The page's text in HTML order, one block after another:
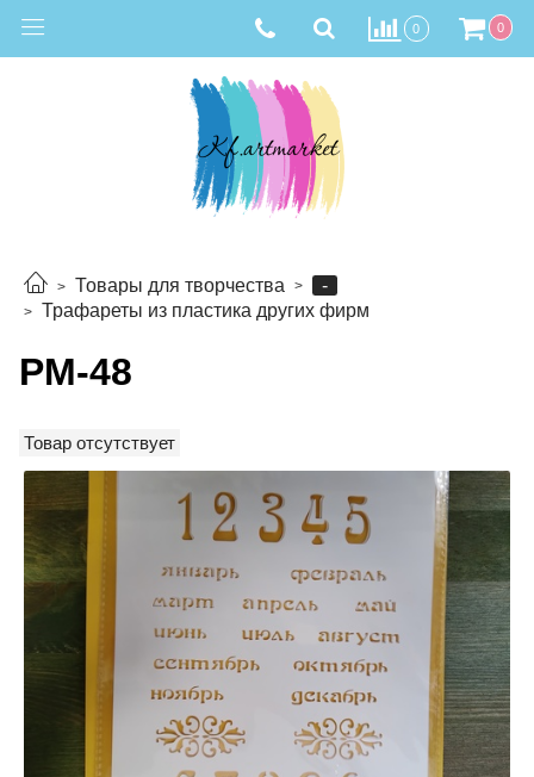
0 0
Товары для творчества
-
Трафареты из пластика других фирм
РМ-48
Товар отсутствует